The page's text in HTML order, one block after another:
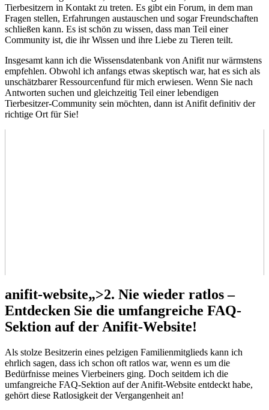
Tierbesitzern in Kontakt ‌zu treten. Es ‍gibt ein Forum, ⁢in dem man⁣
Fragen ​stellen,​ Erfahrungen austauschen ​und ​sogar ‍Freundschaften
schließen kann. Es ist schön zu⁤ wissen, dass man Teil einer
‍Community ⁣ist, die ihr⁢ Wissen und ihre Liebe zu ⁤Tieren teilt.
Insgesamt kann ich die‌ Wissensdatenbank von Anifit nur wärmstens
empfehlen. ⁣Obwohl ich anfangs etwas skeptisch ‌war, hat es sich ‍als⁤
unschätzbarer⁣ Ressourcenfund für mich erwiesen. Wenn Sie ⁢nach
Antworten ⁣suchen‍ und gleichzeitig Teil einer⁤ lebendigen
Tierbesitzer-Community sein möchten, dann ist ⁣Anifit definitiv der
richtige‍ Ort für ‍Sie!
anifit-website„>2. Nie wieder ratlos⁣ –
Entdecken Sie die ‌umfangreiche FAQ-
Sektion​ auf der Anifit-Website!
Als stolze Besitzerin eines pelzigen⁣ Familienmitglieds kann ⁢ich
ehrlich sagen,‌ dass ich‍ schon oft ​ratlos war, wenn es um die
Bedürfnisse meines ⁤Vierbeiners ging. ⁣Doch‌ seitdem ich ⁤die
⁣umfangreiche FAQ-Sektion auf der Anifit-Website entdeckt habe,
gehört diese Ratlosigkeit⁢ der Vergangenheit ‍an!